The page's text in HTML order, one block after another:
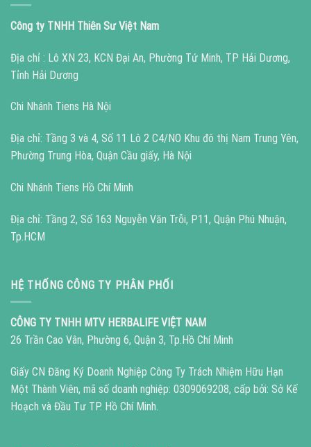
Công ty TNHH Thiên Sư Việt Nam
Địa chỉ : Lô XN 23, KCN Đại An, Phường Tứ Minh, TP Hải Dương,
Tỉnh Hải Dương
Chi Nhánh Tiens Hà Nội
Địa chỉ: Tầng 3 và 4, Số 11 Lô 2 C4/NO Khu đô thị Nam Trung Yên,
Phường Trung Hòa, Quận Cầu giấy, Hà Nội
Chi Nhánh Tiens Hồ Chí Minh
Địa chỉ: Tầng 2, Số 163 Nguyễn Văn Trỗi, P11, Quận Phú Nhuận,
Tp.HCM
HỆ THỐNG CÔNG TY PHÂN PHỐI
CÔNG TY TNHH MTV HERBALIFE VIỆT NAM
26 Trần Cao Vân, Phường 6, Quận 3, Tp.Hồ Chí Minh
Giấy CN Đăng Ký Doanh Nghiệp Công Ty Trách Nhiệm Hữu Hạn
Một Thành Viên, mã số doanh nghiệp: 0309069208, cấp bởi: Sở Kế
Hoạch và Đầu Tư TP. Hồ Chí Minh.